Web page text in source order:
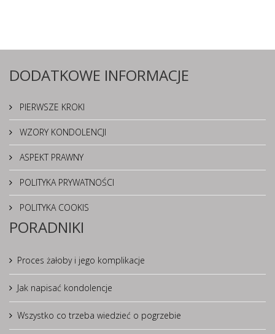
DODATKOWE INFORMACJE
PIERWSZE KROKI
WZORY KONDOLENCJI
ASPEKT PRAWNY
POLITYKA PRYWATNOŚCI
POLITYKA COOKIS
PORADNIKI
Proces żałoby i jego komplikacje
Jak napisać kondolencje
Wszystko co trzeba wiedzieć o pogrzebie